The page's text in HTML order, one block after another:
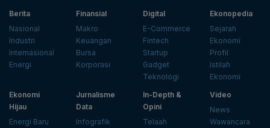
Berita
Nasional
Industri
Internasional
Energi
Finansial
Makro
Keuangan
Bursa
Korporasi
Digital
E-Commerce
Fintech
Startup
Gadget
Teknologi
Ekonopedia
Sejarah
Ekonomi
Profil
Istilah
Ekonomi
Ekonomi
Hijau
Energi Baru
Jurnalisme
Data
Infografik
In-Depth &
Opini
Telaah
Video
News
Wawancara